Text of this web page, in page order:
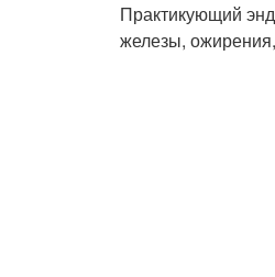
Практикующий
железы,